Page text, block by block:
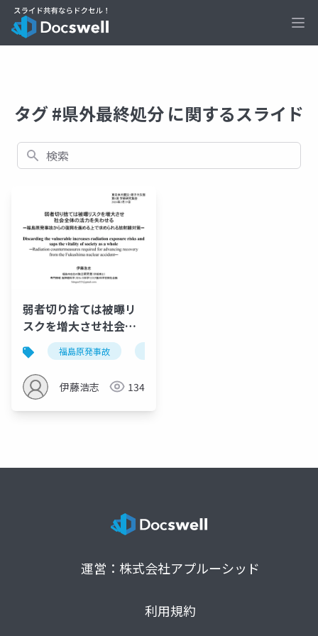
タグ #県外最終処分 に関するスライド
検索
弱者切り捨ては被曝リ
スクを増大させ社会全
体の活力を失わせる
福島原発事故
伊藤浩志 134
運営：株式会社アプルーシッド
利用規約